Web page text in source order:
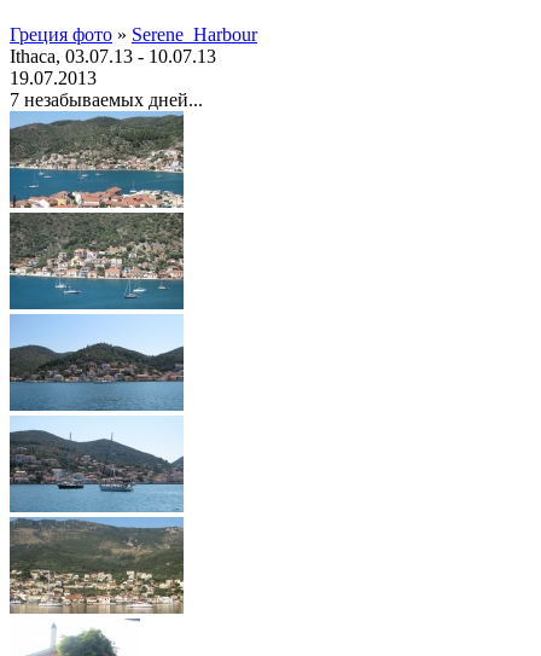
Греция фото » Serene_Harbour
Ithaca, 03.07.13 - 10.07.13
19.07.2013
7 незабываемых дней...